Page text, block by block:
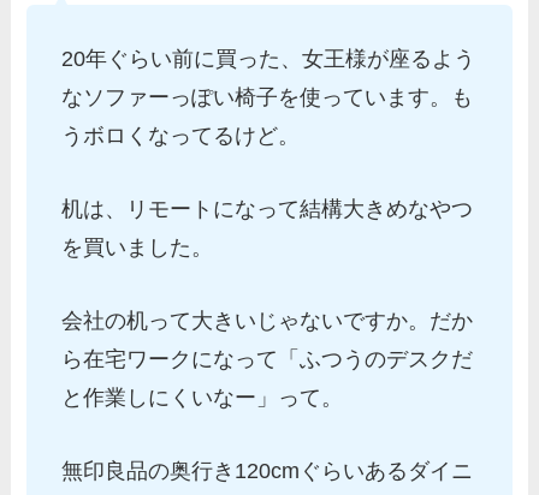
20年ぐらい前に買った、女王様が座るよう
なソファーっぽい椅子を使っています。も
うボロくなってるけど。
机は、リモートになって結構大きめなやつ
を買いました。
会社の机って大きいじゃないですか。だか
ら在宅ワークになって「ふつうのデスクだ
と作業しにくいなー」って。
無印良品の奥行き120cmぐらいあるダイニ